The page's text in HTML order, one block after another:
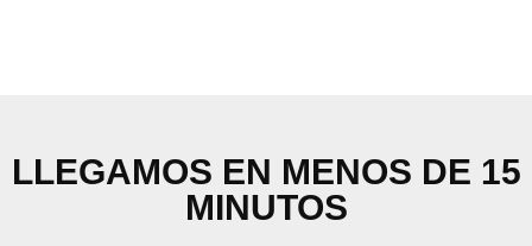
LLEGAMOS EN MENOS DE 15
MINUTOS